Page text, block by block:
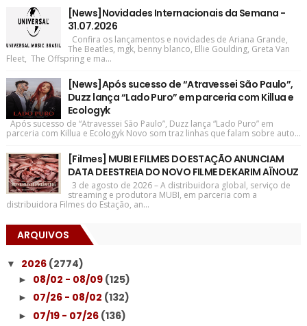
[News]Novidades Internacionais da Semana -
31.07.2026
Confira os lançamentos e novidades de Ariana Grande,
The Beatles, mgk, benny blanco, Ellie Goulding, Greta Van
Fleet, The Offspring e ma...
[News]Após sucesso de “Atravessei São Paulo”,
Duzz lança “Lado Puro” em parceria com Killua e
Ecologyk
Após sucesso de “Atravessei São Paulo”, Duzz lança “Lado Puro” em
parceria com Killua e Ecologyk Novo som traz linhas que falam sobre auto...
[Filmes] MUBI E FILMES DO ESTAÇÃO ANUNCIAM
DATA DE ESTREIA DO NOVO FILME DE KARIM AÏNOUZ
3 de agosto de 2026 – A distribuidora global, serviço de
streaming e produtora MUBI, em parceria com a
distribuidora Filmes do Estação, an...
ARQUIVOS
▼ 2026 (2774)
► 08/02 - 08/09 (125)
► 07/26 - 08/02 (132)
► 07/19 - 07/26 (136)